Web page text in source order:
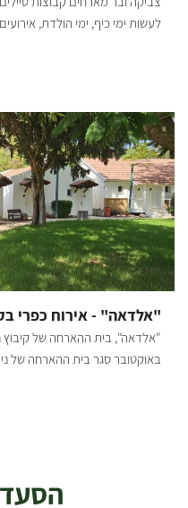
לעשות ימי כיף, ימי הולדת,
אחד. החאנים ממוזגים ומאובזרים
יש בריכה גדולה המשקיפה לנוף
במרחק של 10 מטר
לחאן יש מטבח מאובזר הכולל:
פלנצ'ה, מיקרוגל, כריים וכל כלי
בריכה גדולה המשקיפה לנוף עוצר
בוקר וערב שאנו מכינים במקום, יש
וגיבוש. *האירוח בתיאום מראש למינימום
"אלדאה" - אירוח כפרי
באוקטובר סגר בית ההארחה של
חדרי האירוח שלנו היוו בסיס
גדולה ובחיבוק את החיילים
הציבוריים שוקמו - נסללו